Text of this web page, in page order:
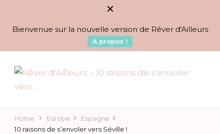
Bienvenue sur la nouvelle version de Rêver d'Ailleurs
A propos !
Rêver d'Ailleurs – 10
BLOG VOYAGES DEPUIS 2010
Home Europe
Espagne
10 raisons de s’envoler vers Séville !